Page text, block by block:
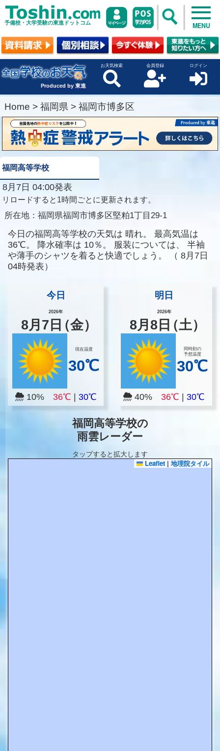
予備校・大学受験の東進ドットコム MENU
Produced by 東進
お天気検索 会員登録 ログイン
Home > 福岡県 > 福岡市博多区
福岡高等学校
8月7日 04:00発表
リロードすると1時間ごとに更新されます。
所在地： 福岡県福岡市博多区堅粕1丁目29-1
今日の福岡高等学校の天気は 晴れ。
最高気温は
36℃。
降水確率は 10％。 服装については、
半袖
や薄手のシャツを着ると快適でしょう。
（ 8月7日
04時発表）
今日
2026年
8月 7 日（金）
現在温度
30℃
10% 36℃ 30℃
明日
2026年
8月8 日（土）
同時刻の
予想温度
30℃
40%36℃ |30℃
福岡高等学校の
雨雲レーダー
タップすると拡大します
Leaflet | 地理院タイル